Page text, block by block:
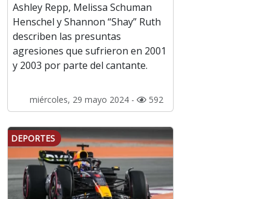
Ashley Repp, Melissa Schuman
Henschel y Shannon “Shay” Ruth
describen las presuntas
agresiones que sufrieron en 2001
y 2003 por parte del cantante.
miércoles, 29 mayo 2024 - 592
DEPORTES